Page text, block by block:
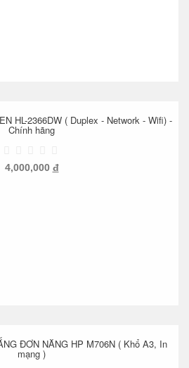
HL-2366DW ( Duplex - Network - Wifi) -
Chính hãng
4,000,000 đ
ĐƠN NĂNG HP M706N ( Khổ A3, In
mạng )